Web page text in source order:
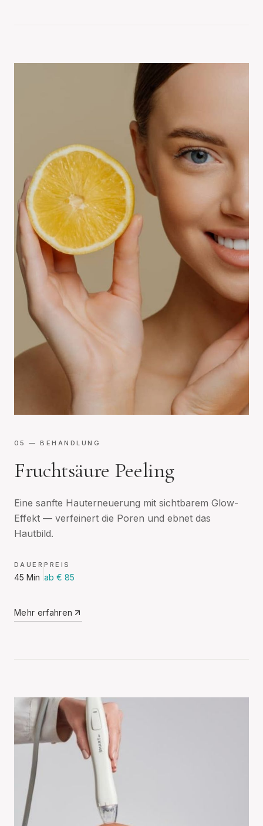
05 — BEHANDLUNG
Fruchtsäure Peeling
Eine sanfte Hauterneuerung mit sichtbarem Glow-
Effekt — verfeinert die Poren und ebnet das
Hautbild.
DAUER
45 Min
PREIS
ab € 85
Mehr erfahren